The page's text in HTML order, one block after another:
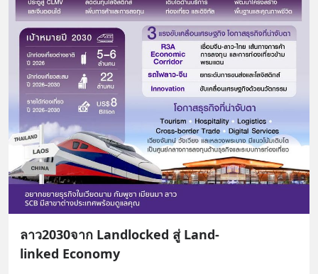
ลาว2030จาก Landlocked สู่ Land-
linked Economy